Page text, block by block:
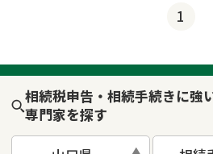
1
相続税申告・相続手続きに強
専門家を探す